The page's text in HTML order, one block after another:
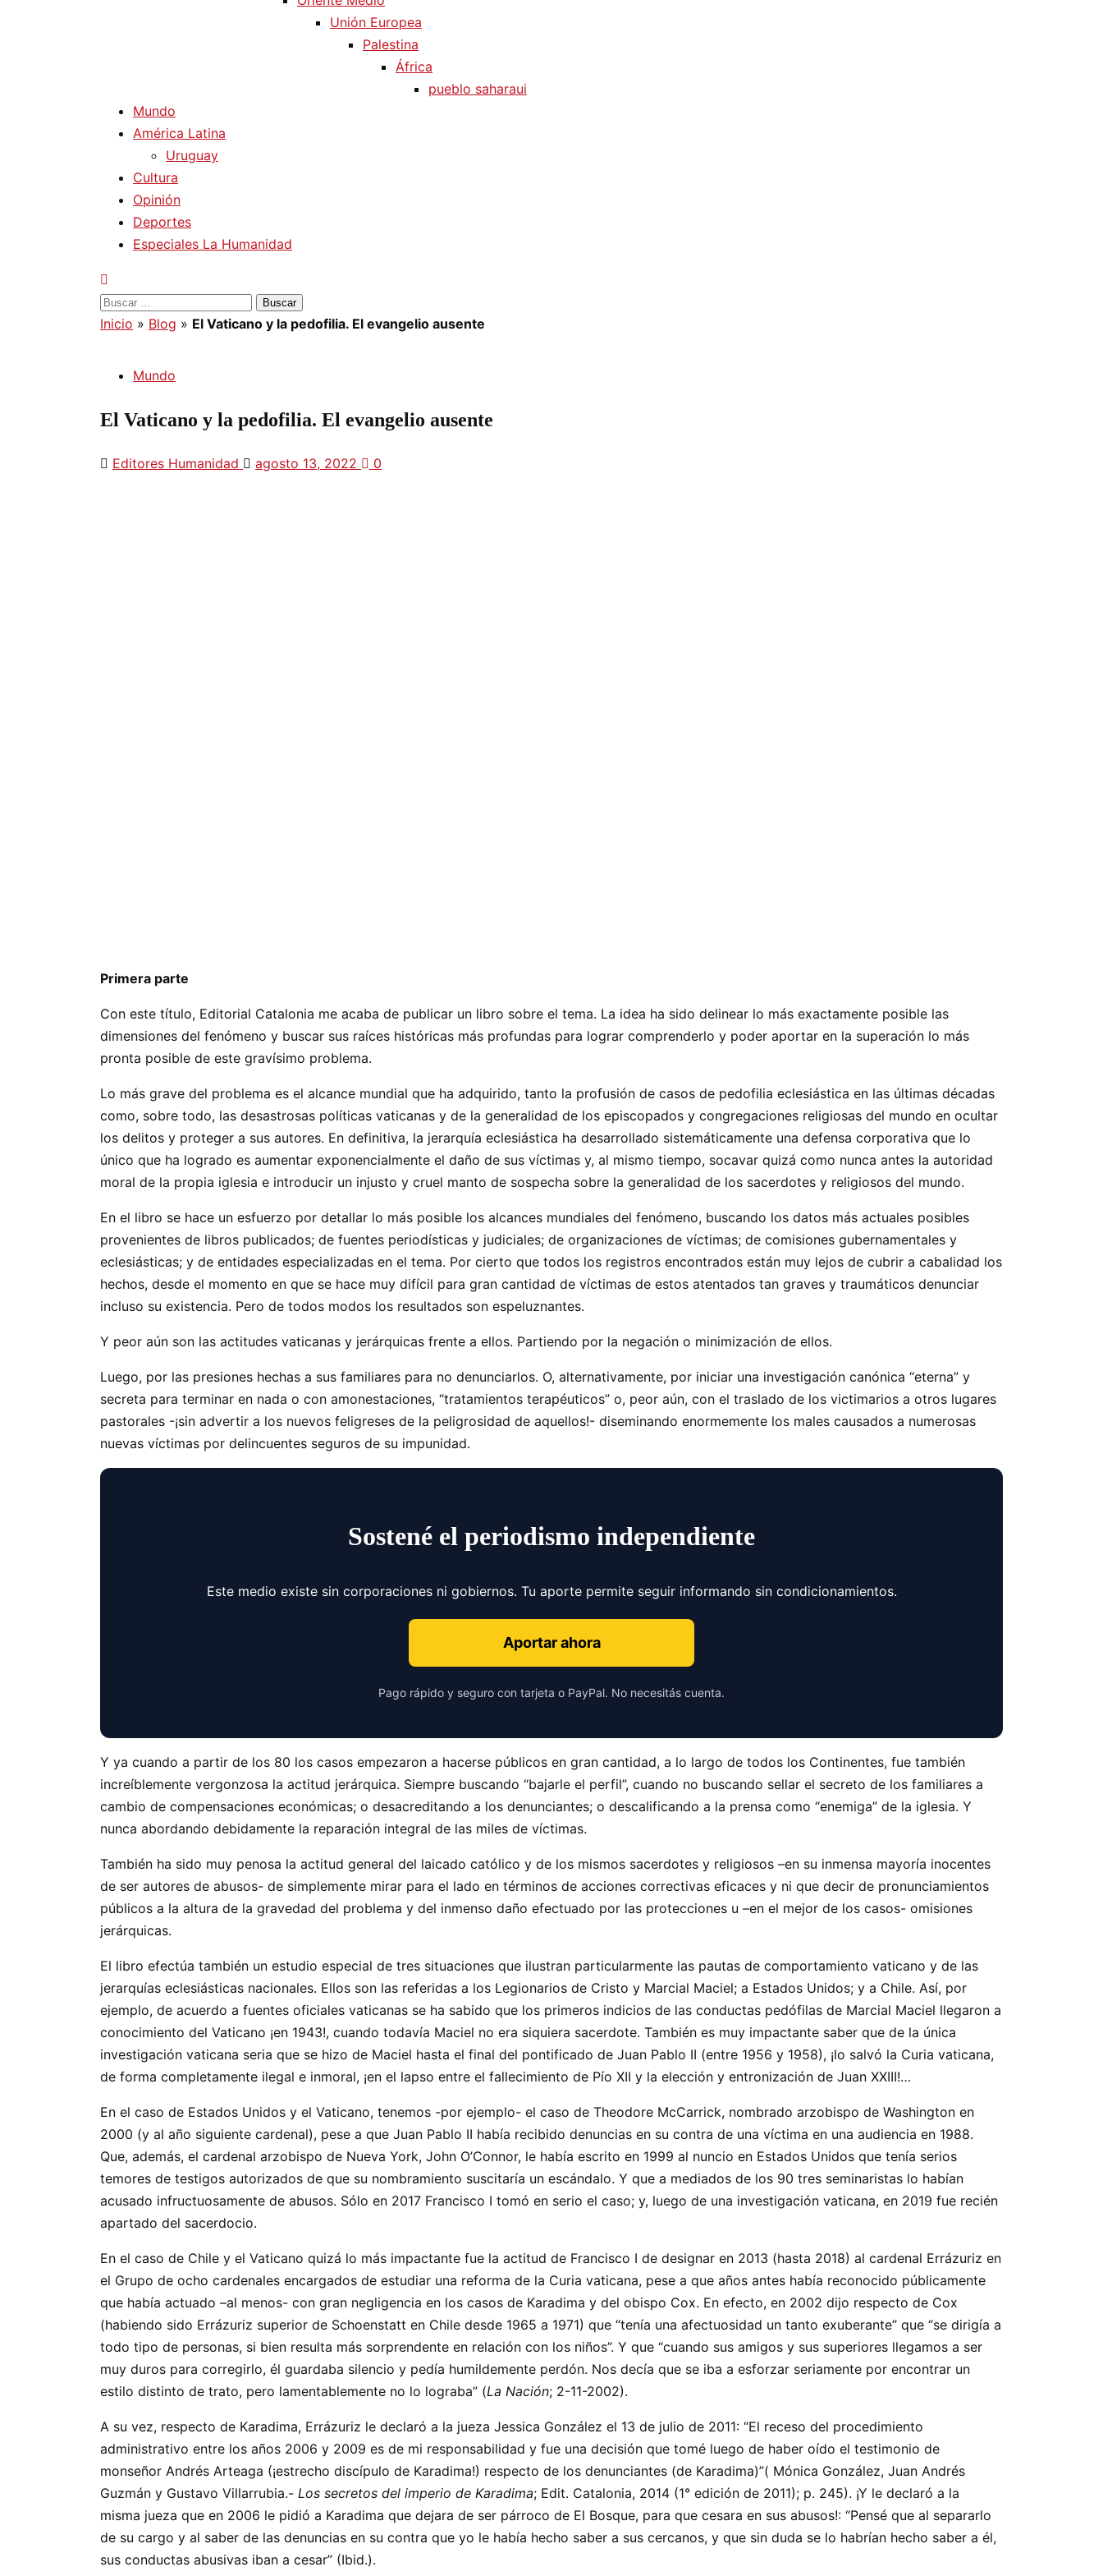
Unión Europea
Palestina
África
pueblo saharaui
Mundo
América Latina
Uruguay
Cultura
Opinión
Deportes
Especiales La Humanidad
Buscar:
Inicio » Blog » El Vaticano y la pedofilia. El evangelio ausente
Mundo
El Vaticano y la pedofilia. El evangelio ausente
Editores Humanidad agosto 13, 2022 0
Primera parte
Con este título, Editorial Catalonia me acaba de publicar un libro sobre el tema. La idea ha sido delinear lo más exactamente posible las
dimensiones del fenómeno y buscar sus raíces históricas más profundas para lograr comprenderlo y poder aportar en la superación lo más
pronta posible de este gravísimo problema.
Lo más grave del problema es el alcance mundial que ha adquirido, tanto la profusión de casos de pedofilia eclesiástica en las últimas décadas
como, sobre todo, las desastrosas políticas vaticanas y de la generalidad de los episcopados y congregaciones religiosas del mundo en ocultar
los delitos y proteger a sus autores. En definitiva, la jerarquía eclesiástica ha desarrollado sistemáticamente una defensa corporativa que lo
único que ha logrado es aumentar exponencialmente el daño de sus víctimas y, al mismo tiempo, socavar quizá como nunca antes la autoridad
moral de la propia iglesia e introducir un injusto y cruel manto de sospecha sobre la generalidad de los sacerdotes y religiosos del mundo.
En el libro se hace un esfuerzo por detallar lo más posible los alcances mundiales del fenómeno, buscando los datos más actuales posibles
provenientes de libros publicados; de fuentes periodísticas y judiciales; de organizaciones de víctimas; de comisiones gubernamentales y
eclesiásticas; y de entidades especializadas en el tema. Por cierto que todos los registros encontrados están muy lejos de cubrir a cabalidad los
hechos, desde el momento en que se hace muy difícil para gran cantidad de víctimas de estos atentados tan graves y traumáticos denunciar
incluso su existencia. Pero de todos modos los resultados son espeluznantes.
Y peor aún son las actitudes vaticanas y jerárquicas frente a ellos. Partiendo por la negación o minimización de ellos.
Luego, por las presiones hechas a sus familiares para no denunciarlos. O, alternativamente, por iniciar una investigación canónica “eterna” y
secreta para terminar en nada o con amonestaciones, “tratamientos terapéuticos” o, peor aún, con el traslado de los victimarios a otros lugares
pastorales -¡sin advertir a los nuevos feligreses de la peligrosidad de aquellos!- diseminando enormemente los males causados a numerosas
nuevas víctimas por delincuentes seguros de su impunidad.
Sostené el periodismo independiente
Este medio existe sin corporaciones ni gobiernos. Tu aporte permite seguir informando sin condicionamientos.
Aportar ahora
Pago rápido y seguro con tarjeta o PayPal. No necesitás cuenta.
Y ya cuando a partir de los 80 los casos empezaron a hacerse públicos en gran cantidad, a lo largo de todos los Continentes, fue también
increíblemente vergonzosa la actitud jerárquica. Siempre buscando “bajarle el perfil”, cuando no buscando sellar el secreto de los familiares a
cambio de compensaciones económicas; o desacreditando a los denunciantes; o descalificando a la prensa como “enemiga” de la iglesia. Y
nunca abordando debidamente la reparación integral de las miles de víctimas.
También ha sido muy penosa la actitud general del laicado católico y de los mismos sacerdotes y religiosos –en su inmensa mayoría inocentes
de ser autores de abusos- de simplemente mirar para el lado en términos de acciones correctivas eficaces y ni que decir de pronunciamientos
públicos a la altura de la gravedad del problema y del inmenso daño efectuado por las protecciones u –en el mejor de los casos- omisiones
jerárquicas.
El libro efectúa también un estudio especial de tres situaciones que ilustran particularmente las pautas de comportamiento vaticano y de las
jerarquías eclesiásticas nacionales. Ellos son las referidas a los Legionarios de Cristo y Marcial Maciel; a Estados Unidos; y a Chile. Así, por
ejemplo, de acuerdo a fuentes oficiales vaticanas se ha sabido que los primeros indicios de las conductas pedófilas de Marcial Maciel llegaron a
conocimiento del Vaticano ¡en 1943!, cuando todavía Maciel no era siquiera sacerdote. También es muy impactante saber que de la única
investigación vaticana seria que se hizo de Maciel hasta el final del pontificado de Juan Pablo II (entre 1956 y 1958), ¡lo salvó la Curia vaticana,
de forma completamente ilegal e inmoral, ¡en el lapso entre el fallecimiento de Pío XII y la elección y entronización de Juan XXIII!…
En el caso de Estados Unidos y el Vaticano, tenemos -por ejemplo- el caso de Theodore McCarrick, nombrado arzobispo de Washington en
2000 (y al año siguiente cardenal), pese a que Juan Pablo II había recibido denuncias en su contra de una víctima en una audiencia en 1988.
Que, además, el cardenal arzobispo de Nueva York, John O’Connor, le había escrito en 1999 al nuncio en Estados Unidos que tenía serios
temores de testigos autorizados de que su nombramiento suscitaría un escándalo. Y que a mediados de los 90 tres seminaristas lo habían
acusado infructuosamente de abusos. Sólo en 2017 Francisco I tomó en serio el caso; y, luego de una investigación vaticana, en 2019 fue recién
apartado del sacerdocio.
En el caso de Chile y el Vaticano quizá lo más impactante fue la actitud de Francisco I de designar en 2013 (hasta 2018) al cardenal Errázuriz en
el Grupo de ocho cardenales encargados de estudiar una reforma de la Curia vaticana, pese a que años antes había reconocido públicamente
que había actuado –al menos- con gran negligencia en los casos de Karadima y del obispo Cox. En efecto, en 2002 dijo respecto de Cox
(habiendo sido Errázuriz superior de Schoenstatt en Chile desde 1965 a 1971) que “tenía una afectuosidad un tanto exuberante” que “se dirigía a
todo tipo de personas, si bien resulta más sorprendente en relación con los niños”. Y que “cuando sus amigos y sus superiores llegamos a ser
muy duros para corregirlo, él guardaba silencio y pedía humildemente perdón. Nos decía que se iba a esforzar seriamente por encontrar un
estilo distinto de trato, pero lamentablemente no lo lograba” (La Nación; 2-11-2002).
A su vez, respecto de Karadima, Errázuriz le declaró a la jueza Jessica González el 13 de julio de 2011: “El receso del procedimiento
administrativo entre los años 2006 y 2009 es de mi responsabilidad y fue una decisión que tomé luego de haber oído el testimonio de
monseñor Andrés Arteaga (¡estrecho discípulo de Karadima!) respecto de los denunciantes (de Karadima)”( Mónica González, Juan Andrés
Guzmán y Gustavo Villarrubia.- Los secretos del imperio de Karadima; Edit. Catalonia, 2014 (1° edición de 2011); p. 245). ¡Y le declaró a la
misma jueza que en 2006 le pidió a Karadima que dejara de ser párroco de El Bosque, para que cesara en sus abusos!: “Pensé que al separarlo
de su cargo y al saber de las denuncias en su contra que yo le había hecho saber a sus cercanos, y que sin duda se lo habrían hecho saber a él,
sus conductas abusivas iban a cesar” (Ibid.).